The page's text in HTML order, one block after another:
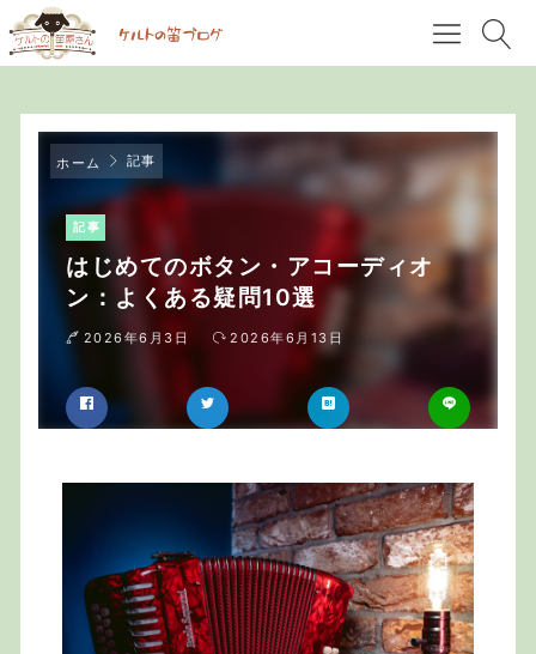
ホーム 記事
記事
はじめてのボタン・アコーディオ
ン：よくある疑問10選
2026年6月3日 2026年6月13日